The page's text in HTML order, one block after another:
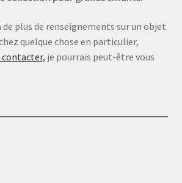
de plus de renseignements sur un objet
quelque chose en particulier,
contacter, je pourrais peut-être vous